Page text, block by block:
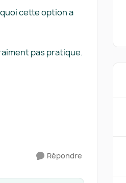
cette option a
pas pratique.
Répondre